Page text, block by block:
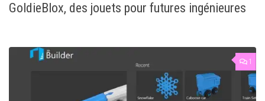
GoldieBlox, des jouets pour futures ingénieures
1